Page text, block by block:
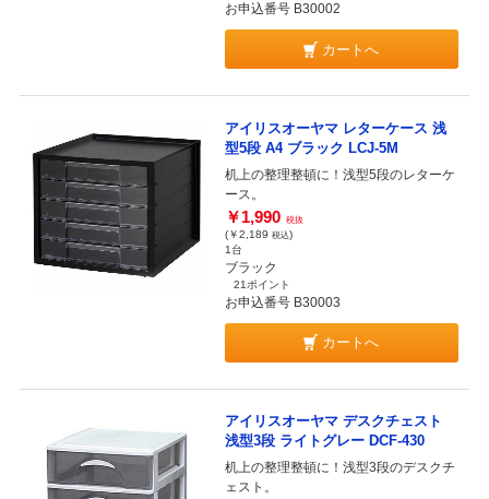
お申込番号 B30002
カートへ
アイリスオーヤマ レターケース 浅
型5段 A4 ブラック LCJ-5M
机上の整理整頓に！浅型5段のレターケ
ース。
￥1,990 税抜
(￥2,189 税込)
1台
ブラック
21ポイント
お申込番号 B30003
カートへ
アイリスオーヤマ デスクチェスト
浅型3段 ライトグレー DCF-430
机上の整理整頓に！浅型3段のデスクチ
ェスト。